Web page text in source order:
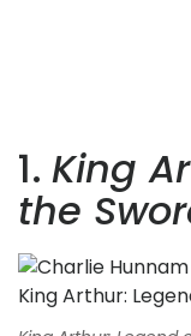
1. King
the